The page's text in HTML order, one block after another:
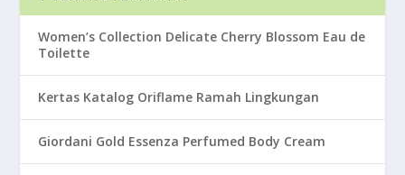
Women’s Collection Delicate Cherry Blossom Eau de
Toilette
Kertas Katalog Oriflame Ramah Lingkungan
Giordani Gold Essenza Perfumed Body Cream